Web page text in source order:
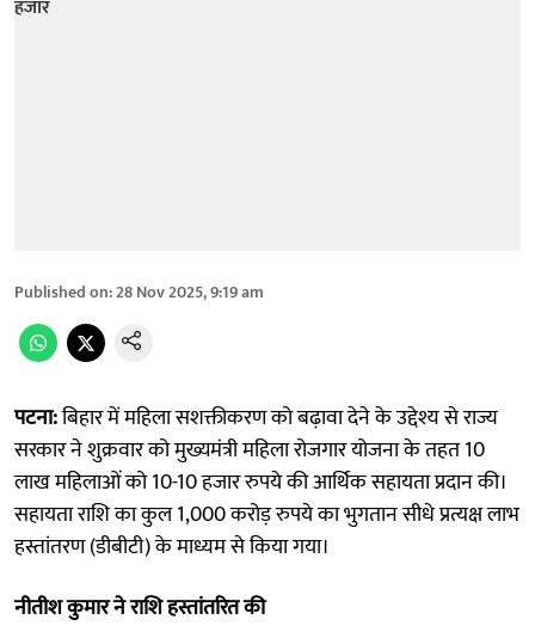
Published on:28 Nov 2025, 9:19 am
पटना:बिहार में महिला सशक्तीकरण को बढ़ावा देने के उद्देश्य से राज्य
सरकार ने शुक्रवार को मुख्यमंत्री महिला रोजगार योजना के तहत 10
लाख महिलाओं को 10-10 हजार रुपये की आर्थिक सहायता प्रदान की।
सहायता राशि का कुल 1,000 करोड़ रुपये का भुगतान सीधे प्रत्यक्ष लाभ
हस्तांतरण (डीबीटी) के माध्यम से किया गया।
नीतीश कुमार ने राशि हस्तांतरित की